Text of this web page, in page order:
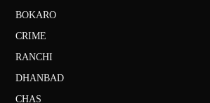
BOKARO
CRIME
RANCHI
DHANBAD
CHAS